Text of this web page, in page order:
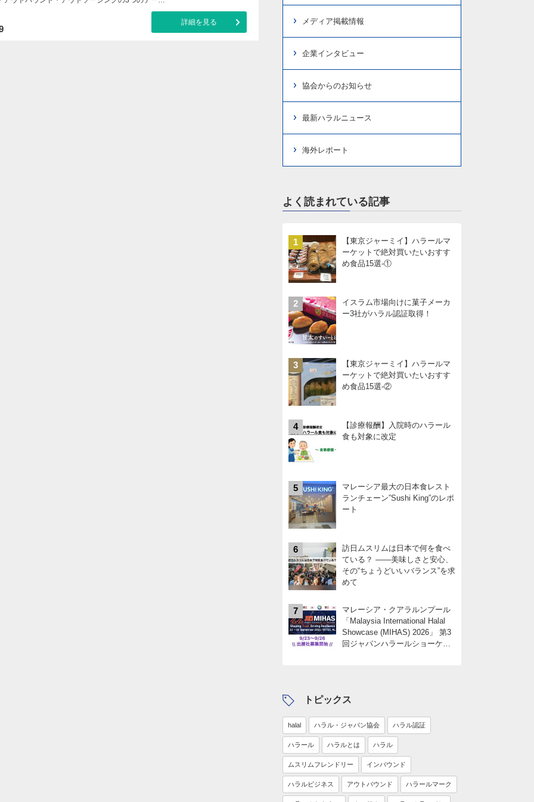
詳細を見る メディア掲載情報
企業インタビュー
協会からのお知らせ
最新ハラルニュース
海外レポート
よく読まれている記事
1
【東京ジャーミイ】ハラールマ
ーケットで絶対買いたいおすす
め食品15選-①
2
イスラム市場向けに菓子メーカ
ー3社がハラル認証取得！
3
【東京ジャーミイ】ハラールマ
ーケットで絶対買いたいおすす
め食品15選-②
4
【診療報酬】入院時のハラール
食も対象に改定
5
マレーシア最大の日本食レスト
ランチェーン”Sushi King”のレポ
ート
6
訪日ムスリムは日本で何を食べ
ている？ ――美味しさと安心、
その“ちょうどいいバランス”を求
めて
7
マレーシア・クアラルンプール
「Malaysia International Halal
Showcase (MIHAS) 2026」 第3
回ジャパンハラールショーケー
トピックス
halal ハラル・ジャパン協会 ハラル認証
ハラール ハラルとは ハラル
ムスリムフレンドリー インバウンド
ハラルビジネス アウトバウンド ハラールマーク